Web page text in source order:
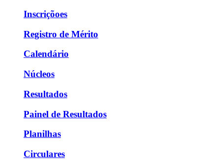
Inscriçõoes
Registro de Mérito
Calendário
Núcleos
Resultados
Painel de Resultados
Planilhas
Circulares